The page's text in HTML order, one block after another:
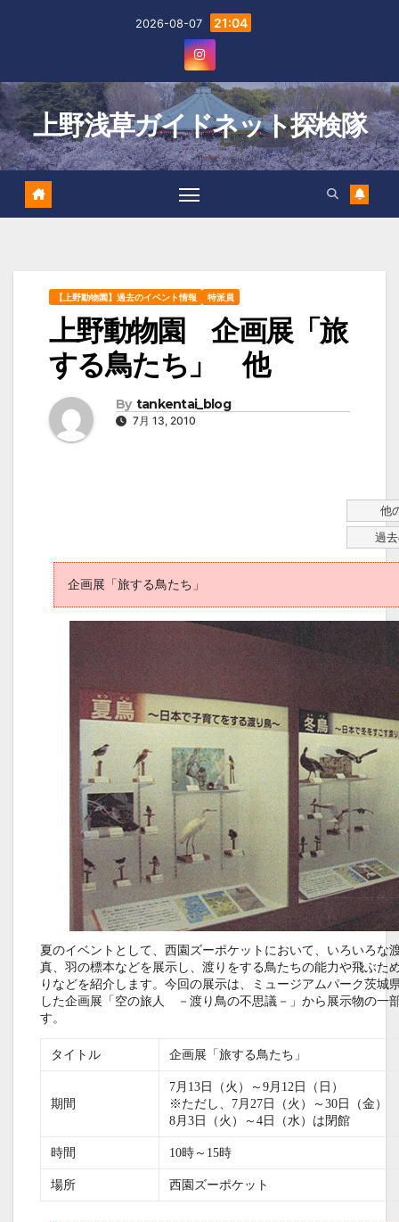
2026-08-07 21:04
上野浅草ガイドネット探検隊
【上野動物園】過去のイベント情報 特派員
上野動物園 企画展「旅
する鳥たち」 他
By tankentai_blog
7月 13, 2010
他
過
企画展「旅する鳥たち」
夏のイベントとして、西園ズーポケットにおいて、いろいろな
真、羽の標本などを展示し、渡りをする鳥たちの能力や飛ぶた
りなどを紹介します。今回の展示は、ミュージアムパーク茨城
した企画展「空の旅人 －渡り鳥の不思議－」から展示物の一
す。
タイトル 企画展「旅する鳥たち」
期間
7月13日（火）～9月12日（日）
※ただし、7月27日（火）～30日（金）
8月3日（火）～4日（水）は閉館
時間 10時～15時
場所 西園ズーポケット